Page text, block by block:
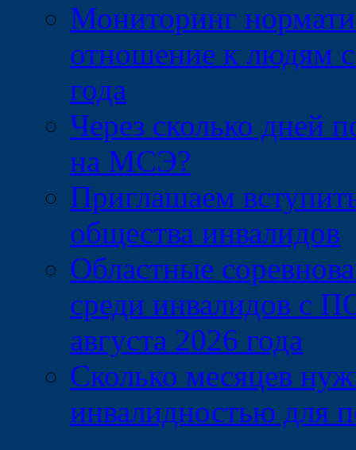
Мониторинг
отношение к людям
года
Через сколько дней
на МСЭ?
Приглашаем
общества инвалидов
Областные
среди инвалидов с
августа 2026 года
Сколько месяцев
инвалидностью для